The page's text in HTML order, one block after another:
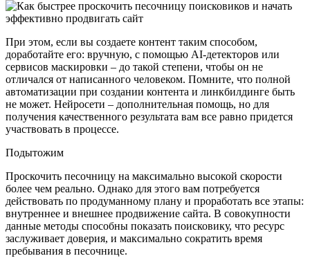
При этом, если вы создаете контент таким способом,
доработайте его: вручную, с помощью AI-детекторов или
сервисов маскировки – до такой степени, чтобы он не
отличался от написанного человеком. Помните, что полной
автоматизации при создании контента и линкбилдинге быть
не может. Нейросети – дополнительная помощь, но для
получения качественного результата вам все равно придется
участвовать в процессе.
Подытожим
Проскочить песочницу на максимально высокой скорости
более чем реально. Однако для этого вам потребуется
действовать по продуманному плану и проработать все этапы:
внутреннее и внешнее продвижение сайта. В совокупности
данные методы способны показать поисковику, что ресурс
заслуживает доверия, и максимально сократить время
пребывания в песочнице.